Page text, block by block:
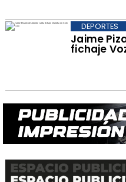
Jaime
fichaje
DEPORTES